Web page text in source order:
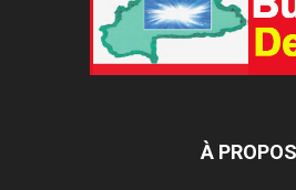
À PROPOS